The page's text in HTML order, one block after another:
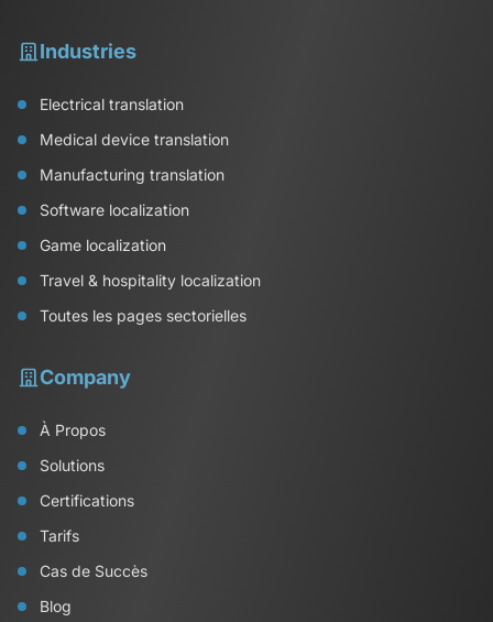
Industries
Electrical translation
Medical device translation
Manufacturing translation
Software localization
Game localization
Travel & hospitality localization
Toutes les pages sectorielles
Company
À Propos
Solutions
Certifications
Tarifs
Cas de Succès
Blog